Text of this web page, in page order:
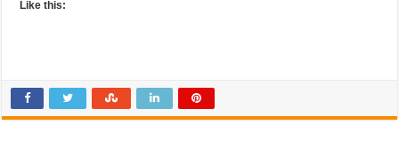
Like this: